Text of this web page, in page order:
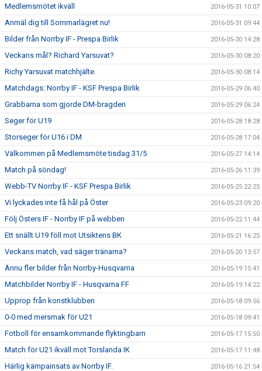
Medlemsmötet ikväll 2016-05-31 10:07
Anmäl dig till Sommarlägret nu! 2016-05-31 09:44
Bilder från Norrby IF - Prespa Birlik 2016-05-30 14:28
Veckans mål? Richard Yarsuvat? 2016-05-30 08:20
Richy Yarsuvat matchhjälte. 2016-05-30 08:14
Matchdags: Norrby IF - KSF Prespa Birlik 2016-05-29 06:40
Grabbarna som gjorde DM-bragden 2016-05-29 06:24
Seger för U19 2016-05-28 18:28
Storseger för U16 i DM 2016-05-28 17:04
Välkommen på Medlemsmöte tisdag 31/5 2016-05-27 14:14
Match på söndag! 2016-05-26 11:39
Webb-TV Norrby IF - KSF Prespa Birlik 2016-05-25 22:25
Vi lyckades inte få hål på Öster 2016-05-23 09:20
Följ Östers IF - Norrby IF på webben 2016-05-22 11:44
Ett snällt U19 föll mot Utsiktens BK 2016-05-21 16:25
Veckans match, vad säger tränarna? 2016-05-20 13:57
Ännu fler bilder från Norrby-Husqvarna 2016-05-19 15:41
Matchbilder Norrby IF - Husqvarna FF 2016-05-19 14:22
Upprop från konstklubben 2016-05-18 09:56
0-0 med mersmak för U21 2016-05-18 09:41
Fotboll för ensamkommande flyktingbarn 2016-05-17 15:50
Match för U21 ikväll mot Torslanda IK 2016-05-17 11:48
Härlig kämpainsats av Norrby IF. 2016-05-16 21:54